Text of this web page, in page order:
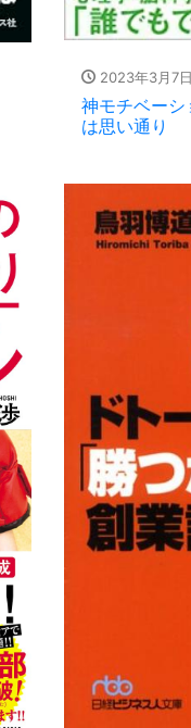
2023年3月7日
神モチベー
は思い通り